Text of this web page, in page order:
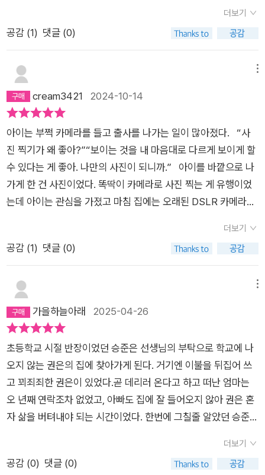
올 일이 없을 것이라 생각하는 순간, 15년 전 [로기완을 만났다]
를 위해 왔던 영국을 떠나며 똑같은 생각을 했었다는 것을 떠올렸
아마도 절대로 갈 일이 없을 것이라고 단정짓는다. 시리아의 난민
들이 고국을 떠나 작은 보트에 수백명의 사람들이 몸을 실고 서유
럽의 작은 섬에 무사히 도착하기를 바라는 마음과 그들을 받아들
여서는 안된다는 정치적 경제적 이유로 국민들을 선동하는 이들
의 배타적인 마음은 나와는 무관하다고 생각하기 쉽다. 하지만 이
소설 속 주인공들은 우리가 절대로 만날 일이 없고, 절대로 엮일
일이 없다고 장담해서는 안 된다고 말한다. 이런 비극적인 일일
발생된 것에 대한 책임이 없다고 해도, 죽어가는 이들을 외면하는
일깨워주려 한다. 결국 사람을 살리는 일은 사람의 몫이라는 것을
말이다. 승주의 작은 관심과 배려가 죽고 싶던 권은을 살리게 했
고, 권은의 다큐멘터리 사진작가로의 선택은 시리아 난민 살마와
애나를 연결시켜주고 살마는 우크라이나 여성 나스차를 같은 방
식으로 구해준다. 우리는 모두 이렇게 연결되어 있다. 어쩌면 나
와 무관한 사람은 단 한 명도 없지 않을까.'태엽이 멈추면 빛과 멜
로디가 사라지고 눈도 그치겠죠.(45)''가령 미국의 폭격에 많은
국민을 잃은 이라크는 다른 곳에서는 쿠르드족을 죽였다. 삼백 년
넘게 네덜란드의 식민 지배를 받은 인도네시아는 약국의 슬픔을
어느 나라보다 잘 알 텐데도 동티모르를 공격했고 인구의 사분의
일 이상을 학살했다. 이십 세기 들어 가장 처절한 홀로코스트를
경험한 유대인들은 테러리스트를 차단하고 솎아낸다는 명목을
내세워 그 위로 고압 전류가 흐르는 팔 미터 높이의 장벽을 세웠
고 가자지구에 주기적으로 폭탄과 미사일, 로켓을 투하해왔다. 무
아이가 제때 치료받아 고비를 넘기게 한다. 그러므로 그 작은 행
위는 가장 위대한 행위가 될 수 있음을 소설은 말한다. 『빛과 멜
에 아직도 빛이 존재함을 말해준다. 조해진이 조해진했다.
지 않을 도리가 없었고, 그런 생각은 셔터를 누른 이후 피사체
가 살아갈 실제 삶에는 무심했다는 가각, 극단적으로 표현한다
면 사진을 위해 한 사람의 고통을 이용해온 건지도 모른다는 자각
으로 이어졌다. 구원이 불가능한 세계를 편집한 것에 불과한 사각
형의 파일 하나, 혹은 종이 한 장...... - 60- 그 후로 가자 지구
는 한 번 더 갔고 시리아는 세 번을 방문했어. 레바논과 남수단
을 찍었어. 게리 앤더슨이 내게 가르쳐 준 방식대로 말이야. 그 시
절, 아는 정말이지 사는 것 같았어. 사람을 살리는 사진이라니, 그
건 오만한 생각이었어. 사진은 다른 사람을 살리기 이전에 매
번 나를 먼저 살게 했지. - 89- 사람들이 노먼을 시대의 양심이니
유대인의 마지막 희망이니 하는 수식어로 포장하는 걸 도저히 용
납할 수 없었어요. 그런 거창한 수식어 뒤에 숨어 있으면 아무것
도 하지 않고도 정의의 증인이 될 수 있다고 믿는 건, 뭐랄까, 나
하는 것처럼 말이에요. 전쟁이 끝나고 나서야 홀로코스트의 잔인
함에 경악하며 자신의 양심을 지켜내려 했던 그 수많은 비유대인
들을 나는 기억하고 있어요. 화가 나진 않았어요. 그때나 지금이
나 그저 무기력해졌을 뿐이에요. 무기력한 환멸 같은 거, 그런 거
였죠. - 125- 자신을 꿰뚫고 지나갔던 수많은 말들이 떠올랐다.애
통하다고.애통하지만, 그는 이 세상에 아직 희망이 남아 있다는
걸 증명해 보였다고, 우리는 그를 오래 기념할 거라도고......당신
은 아들을 훌륭하게 키웠군요,라고 말하는 사람도 있었고 그 죽음
례식장에서였다.그녀는 그 모든 말에 아무런 대답을 하지 않았고,
대신 질린 얼굴로 그 말을 한 사람을 응시했다. 상대가 흠칫할 때
로는 고통스럽지만 그 외로운 터널을 지나 마주하는 설국은 설레
도록 아름답다.
더보기
공감 (1) 댓글 (0)
cream3421 2024-10-14
아이는 부쩍 카메라를 들고 출사를 나가는 일이 많아졌다. “사
진 찍기가 왜 좋아?”“보이는 것을 내 마음대로 다르게 보이게 할
수 있다는 게 좋아. 나만의 사진이 되니까.” 아이를 바깥으로 나
가게 한 건 사진이었다. 똑딱이 카메라로 사진 찍는 게 유행이었
는데 아이는 관심을 가졌고 마침 집에는 오래된 DSLR 카메라가
로 성수동으로 집 근처 강으로, 능소화를 찍으러, 일몰을 찍으러
밖으로 나갔다. 집안에만 있던 아이를 살린 것이나 다름이 없었
다. 사진기 안에 보이는 것을 찍고 다시 들여다보고 편집하는 모
습은 낯설었지만 어느새 익숙해졌다. 기쁜 마음 가운데 문득 어떤
일에도 쉽게 익숙해지는 건가 하는 서늘한 생각이 들었다. 피사
체를 찍는 것. 프레임 안에 있는 것을 그 순간의 모습으로 남기는
경, 모임 때 등을 휴대폰으로 찍고 가끔 열어보고 추억에 잠기는
용도로만 사용했다. 그런 사진이 사람을 살릴 수 있다니. 단편 <
빛의 호위>에서의 나와 권은의 이야기가 확장되어 <빛과 멜로
디>가 나왔다. <로기완이 있었다>로 이미 작가님에게 홀딱 반
한 나는 책이 나오자마자 구매했고 예감은 틀리지 않았다. 언제
나 그래온 것처럼 일상을 살아가는 나에게 전쟁은 가슴 아프지만
먼 나라의 이야기다. 우크라이나-러시아전쟁은 지금도 계속되고
더보기
공감 (1) 댓글 (0)
가을하늘아래 2025-04-26
초등학교 시절 반장이었던 승준은 선생님의 부탁으로 학교에 나
오지 않는 권은의 집에 찾아가게 된다. 거기엔 이불을 뒤집어 쓰
고 꾀죄죄한 권은이 있었다.곧 데리러 온다고 하고 떠난 엄마는
오 년째 연락조차 없었고, 아빠도 집에 잘 들어오지 않아 권은 혼
자 삶을 버텨내야 되는 시간이었다. 한번에 그칠줄 알았던 승준의
래 갖고 나와 권은에게 전달했다.그러다 승준의 아버지가 일본에
서 사왔다는 후지사의 반자동 필름 카메라까지 가져다 권은에게
더보기
공감 (0) 댓글 (0)